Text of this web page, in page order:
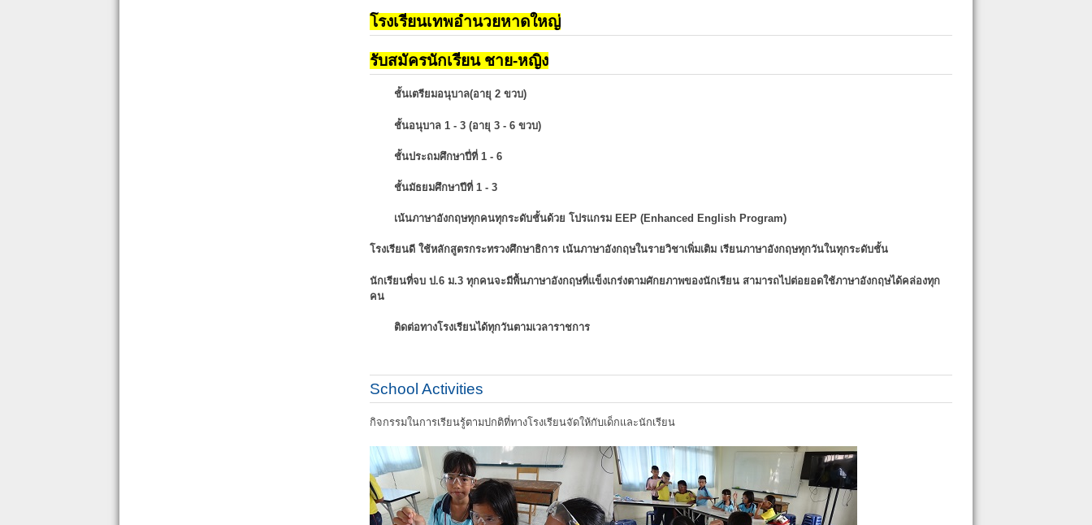
โรงเรียนเทพอำนวยหาดใหญ่
รับสมัครนักเรียน ชาย-หญิง
ชั้นเตรียมอนุบาล(อายุ 2 ขวบ)
ชั้นอนุบาล 1 - 3 (อายุ 3 - 6 ขวบ)
ชั้นประถมศึกษาปี่ที่ 1 - 6
ชั้นมัธยมศึกษาปีที่ 1 - 3
เน้นภาษาอังกฤษทุกคนทุกระดับชั้นด้วย โปรแกรม EEP (Enhanced English Program)
โรงเรียนดี ใช้หลักสูตรกระทรวงศึกษาธิการ เน้นภาษาอังกฤษในรายวิชาเพิ่มเติม เรียนภาษาอังกฤษทุกวันในทุกระดับชั้น
นักเรียนที่จบ ป.6 ม.3 ทุกคนจะมีพื้นภาษาอังกฤษที่แข็งเกร่งตามศักยภาพของนักเรียน สามารถไปต่อยอดใช้ภาษาอังกฤษได้คล่องทุก
คน
ติดต่อทางโรงเรียนได้ทุกวันตามเวลาราชการ
School Activities
กิจกรรมในการเรียนรู้ตามปกติที่ทางโรงเรียนจัดให้กับเด็กและนักเรียน